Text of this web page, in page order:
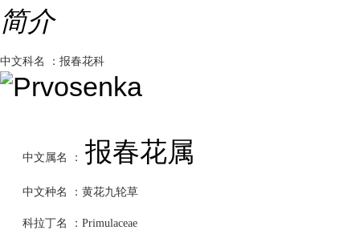
简介
中文科名 ：报春花科
中文属名 ： 报春花属
中文种名 ：黄花九轮草
科拉丁名 ：Primulaceae